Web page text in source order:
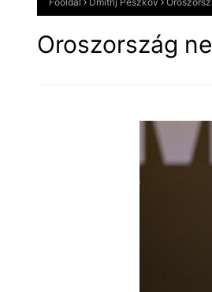
Oroszország